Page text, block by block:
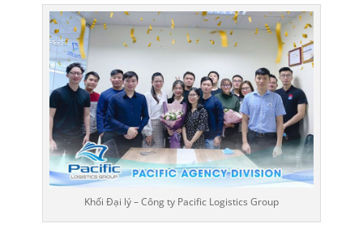
Khối Đại lý – Công ty Pacific Logistics Group